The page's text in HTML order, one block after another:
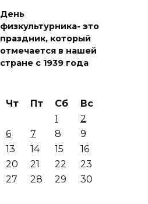
День
физкультурника- это
праздник, который
отмечается в нашей
стране с 1939 года
Чт Пт Сб
Вс
1
2
6 7 8
9
13 14 15
16
20 21 22
23
27 28 29
30